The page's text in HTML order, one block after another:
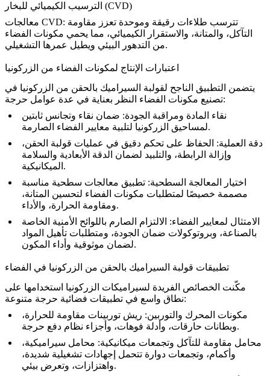
الترسيب الكيميائي للبخار (CVD)
معالجات CVD: تترسب طلاءات رقيقة وموحدة تعزز مقاومة
التآكل، والمتانة، والاستقرار الكيميائي، مما يحمي مكونات الفضاء
من التدهور البيئي ويطيل عمرها التشغيلي.
اعتبارات الإنتاج لمكونات الفضاء من الزركونيا
يتضمن التطبيق الناجح لقولبة السيراميك بالحقن من الزركونيا في
تصنيع مكونات الفضاء النظر بعناية في عدة عوامل حرجة:
نقاء المادة ومراقبة الجودة: ضمان نقاء وتجانس ثابتين
لمساحيق الزركونيا لتلبية معايير الفضاء الصارمة.
دقة العملية: الحفاظ على تحكم دقيق في عمليات قولبة الحقن،
وإزالة الرابطة، والتلبيد لضمان الدقة الأبعادية والسلامة
الميكانيكية.
اختيار المعالجة السطحية: تطبيق معالجات سطحية مناسبة
مصممة خصيصًا لمتطلبات مكونات الفضاء لتحسين المتانة،
ومقاومة الحرارة، والأداء.
الامتثال لمعايير الفضاء: الالتزام الصارم باللوائح الأمنية الخاصة
بالصناعة، وبروتوكولات ضمان الجودة، ومتطلبات تأهيل المواد
لضمان موثوقية وأداء المكون.
تطبيقات قولبة السيراميك بالحقن من الزركونيا في الفضاء
مكّنت الخصائص الفريدة لسيراميكات الزركونيا استخدامها على
نطاق واسع في تطبيقات فضائية حرجة متنوعة:
مكونات المحرك والتوربين: ريش توربينات مقاومة للحرارة،
وبطانات حارقات، وأدلة فوهات، وأجزاء نظام دفع حرجة.
محامل مقاومة للتآكل وتجمعات ميكانيكية: محامل سيراميكية،
وأكمام، وتجمعات دوارة تتحمل إجهادات تشغيلية شديدة،
واهتزازات، وتعرض بيئي.